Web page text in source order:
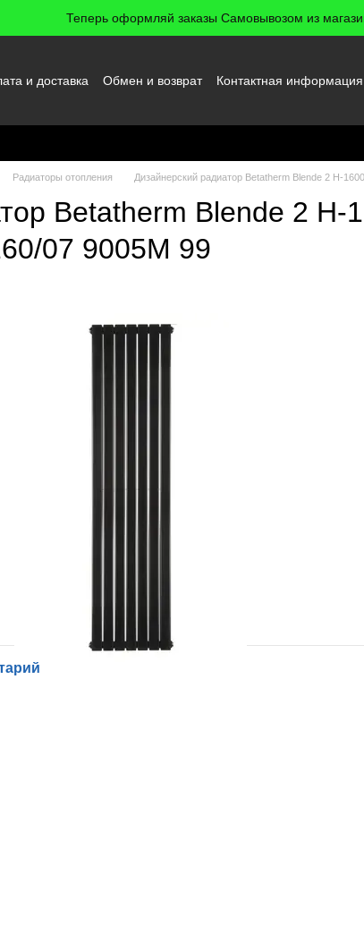
Теперь оформляй заказы Самовывозом из
и доставка Обмен и возврат Контактная информация
Радиаторы отопления Дизайнерский радиатор Betatherm Blende 2 H-
Betatherm Blende 2
07 9005M 99